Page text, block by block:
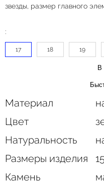
звезды, размер главного
:
17 18 19
В
Материал
Цвет
Натуральность
Размеры изделия
Камень